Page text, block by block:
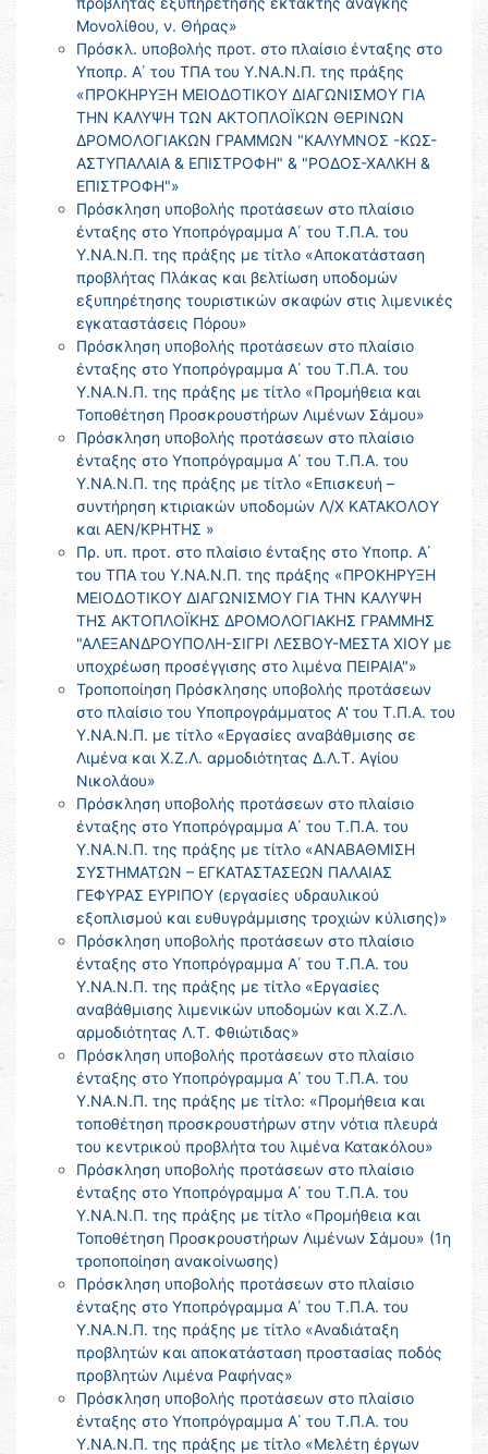
Μονολίθου, ν. Θήρας»
Πρόσκλ. υποβολής προτ. στο πλαίσιο ένταξης στο
Υποπρ. Α΄ του ΤΠΑ του Υ.ΝΑ.Ν.Π. της πράξης
«ΠΡΟΚΗΡΥΞΗ ΜΕΙΟΔΟΤΙΚΟΥ ΔΙΑΓΩΝΙΣΜΟΥ ΓΙΑ
ΤΗΝ ΚΑΛΥΨΗ ΤΩΝ ΑΚΤΟΠΛΟΪΚΩΝ ΘΕΡΙΝΩΝ
ΔΡΟΜΟΛΟΓΙΑΚΩΝ ΓΡΑΜΜΩΝ "ΚΑΛΥΜΝΟΣ -ΚΩΣ-
ΑΣΤΥΠΑΛΑΙΑ & ΕΠΙΣΤΡΟΦΗ" & "ΡΟΔΟΣ-ΧΑΛΚΗ &
ΕΠΙΣΤΡΟΦΗ"»
Πρόσκληση υποβολής προτάσεων στο πλαίσιο
ένταξης στο Υποπρόγραμμα Α΄ του Τ.Π.Α. του
Υ.ΝΑ.Ν.Π. της πράξης με τίτλο «Αποκατάσταση
προβλήτας Πλάκας και βελτίωση υποδομών
εξυπηρέτησης τουριστικών σκαφών στις λιμενικές
εγκαταστάσεις Πόρου»
Πρόσκληση υποβολής προτάσεων στο πλαίσιο
ένταξης στο Υποπρόγραμμα Α΄ του Τ.Π.Α. του
Υ.ΝΑ.Ν.Π. της πράξης με τίτλο «Προμήθεια και
Τοποθέτηση Προσκρουστήρων Λιμένων Σάμου»
Πρόσκληση υποβολής προτάσεων στο πλαίσιο
ένταξης στο Υποπρόγραμμα Α΄ του Τ.Π.Α. του
Υ.ΝΑ.Ν.Π. της πράξης με τίτλο «Επισκευή –
συντήρηση κτιριακών υποδομών Λ/Χ ΚΑΤΑΚΟΛΟΥ
και ΑΕΝ/ΚΡΗΤΗΣ »
Πρ. υπ. προτ. στο πλαίσιο ένταξης στο Υποπρ. Α΄
του ΤΠΑ του Υ.ΝΑ.Ν.Π. της πράξης «ΠΡΟΚΗΡΥΞΗ
ΜΕΙΟΔΟΤΙΚΟΥ ΔΙΑΓΩΝΙΣΜΟΥ ΓΙΑ ΤΗΝ ΚΑΛΥΨΗ
ΤΗΣ ΑΚΤΟΠΛΟΪΚΗΣ ΔΡΟΜΟΛΟΓΙΑΚΗΣ ΓΡΑΜΜΗΣ
"ΑΛΕΞΑΝΔΡΟΥΠΟΛΗ-ΣΙΓΡΙ ΛΕΣΒΟΥ-ΜΕΣΤΑ ΧΙΟΥ με
υποχρέωση προσέγγισης στο λιμένα ΠΕΙΡΑΙΑ"»
Τροποποίηση Πρόσκλησης υποβολής προτάσεων
στο πλαίσιο του Υποπρογράμματος Α' του Τ.Π.Α. του
Υ.ΝΑ.Ν.Π. με τίτλο «Εργασίες αναβάθμισης σε
Λιμένα και Χ.Ζ.Λ. αρμοδιότητας Δ.Λ.Τ. Αγίου
Νικολάου»
Πρόσκληση υποβολής προτάσεων στο πλαίσιο
ένταξης στο Υποπρόγραμμα Α΄ του Τ.Π.Α. του
Υ.ΝΑ.Ν.Π. της πράξης με τίτλο «ΑΝΑΒΑΘΜΙΣΗ
ΣΥΣΤΗΜΑΤΩΝ – ΕΓΚΑΤΑΣΤΑΣΕΩΝ ΠΑΛΑΙΑΣ
ΓΕΦΥΡΑΣ ΕΥΡΙΠΟΥ (εργασίες υδραυλικού
εξοπλισμού και ευθυγράμμισης τροχιών κύλισης)»
Πρόσκληση υποβολής προτάσεων στο πλαίσιο
ένταξης στο Υποπρόγραμμα Α΄ του Τ.Π.Α. του
Υ.ΝΑ.Ν.Π. της πράξης με τίτλο «Εργασίες
αναβάθμισης λιμενικών υποδομών και Χ.Ζ.Λ.
αρμοδιότητας Λ.Τ. Φθιώτιδας»
Πρόσκληση υποβολής προτάσεων στο πλαίσιο
ένταξης στο Υποπρόγραμμα Α΄ του Τ.Π.Α. του
Υ.ΝΑ.Ν.Π. της πράξης με τίτλο: «Προμήθεια και
τοποθέτηση προσκρουστήρων στην νότια πλευρά
του κεντρικού προβλήτα του λιμένα Κατακόλου»
Πρόσκληση υποβολής προτάσεων στο πλαίσιο
ένταξης στο Υποπρόγραμμα Α΄ του Τ.Π.Α. του
Υ.ΝΑ.Ν.Π. της πράξης με τίτλο «Προμήθεια και
Τοποθέτηση Προσκρουστήρων Λιμένων Σάμου» (1η
τροποποίηση ανακοίνωσης)
Πρόσκληση υποβολής προτάσεων στο πλαίσιο
ένταξης στο Υποπρόγραμμα Α΄ του Τ.Π.Α. του
Υ.ΝΑ.Ν.Π. της πράξης με τίτλο «Αναδιάταξη
προβλητών και αποκατάσταση προστασίας ποδός
προβλητών Λιμένα Ραφήνας»
Πρόσκληση υποβολής προτάσεων στο πλαίσιο
ένταξης στο Υποπρόγραμμα Α΄ του Τ.Π.Α. του
Υ.ΝΑ.Ν.Π. της πράξης με τίτλο «Μελέτη έργων